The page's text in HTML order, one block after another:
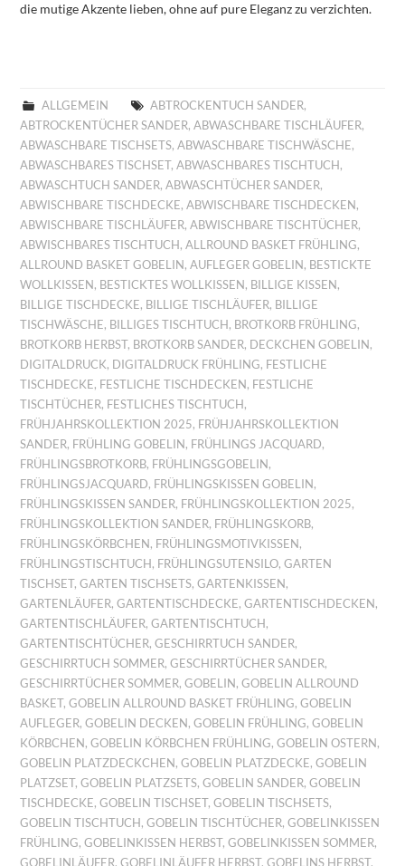
die mutige Akzente lieben, ohne auf pure Eleganz zu verzichten.
ALLGEMEIN ABTROCKENTUCH SANDER,
ABTROCKENTÜCHER SANDER,ABWASCHBARE TISCHLÄUFER,
ABWASCHBARE TISCHSETS,ABWASCHBARE TISCHWÄSCHE,
ABWASCHBARES TISCHSET,ABWASCHBARES TISCHTUCH ,
ABWASCHTUCH SANDER,ABWASCHTÜCHER SANDER,
ABWISCHBARE TISCHDECKE,ABWISCHBARE TISCHDECKEN ,
ABWISCHBARE TISCHLÄUFER,ABWISCHBARE TISCHTÜCHER,
ABWISCHBARES TISCHTUCH ,ALLROUND BASKET FRÜHLING,
ALLROUND BASKET GOBELIN ,AUFLEGER GOBELIN , BESTICKTE
WOLLKISSEN , BESTICKTES WOLLKISSEN , BILLIGE KISSEN ,
BILLIGE TISCHDECKE, BILLIGE TISCHLÄUFER, BILLIGE
TISCHWÄSCHE, BILLIGES TISCHTUCH , BROTKORB FRÜHLING,
BROTKORB HERBST, BROTKORB SANDER, DECKCHEN GOBELIN ,
DIGITALDRUCK, DIGITALDRUCK FRÜHLING, FESTLICHE
TISCHDECKE, FESTLICHE TISCHDECKEN , FESTLICHE
TISCHTÜCHER, FESTLICHES TISCHTUCH ,
FRÜHJAHRSKOLLEKTION 2025, FRÜHJAHRSKOLLEKTION
SANDER, FRÜHLING GOBELIN , FRÜHLINGS JACQUARD,
FRÜHLINGSBROTKORB, FRÜHLINGSGOBELIN ,
FRÜHLINGSJACQUARD, FRÜHLINGSKISSEN GOBELIN ,
FRÜHLINGSKISSEN SANDER, FRÜHLINGSKOLLEKTION 2025,
FRÜHLINGSKOLLEKTION SANDER, FRÜHLINGSKORB,
FRÜHLINGSKÖRBCHEN , FRÜHLINGSMOTIVKISSEN ,
FRÜHLINGSTISCHTUCH , FRÜHLINGSUTENSILO,GARTEN
TISCHSET,GARTEN TISCHSETS,GARTENKISSEN ,
GARTENLÄUFER,GARTENTISCHDECKE,GARTENTISCHDECKEN ,
GARTENTISCHLÄUFER,GARTENTISCHTUCH ,
GARTENTISCHTÜCHER,GESCHIRRTUCH SANDER,
GESCHIRRTUCH SOMMER,GESCHIRRTÜCHER SANDER,
GESCHIRRTÜCHER SOMMER,GOBELIN ,GOBELIN ALLROUND
BASKET,GOBELIN ALLROUND BASKET FRÜHLING,GOBELIN
AUFLEGER,GOBELIN DECKEN ,GOBELIN FRÜHLING,GOBELIN
KÖRBCHEN ,GOBELIN KÖRBCHEN FRÜHLING,GOBELIN OSTERN ,
GOBELIN PLATZDECKCHEN ,GOBELIN PLATZDECKE,GOBELIN
PLATZSET,GOBELIN PLATZSETS,GOBELIN SANDER,GOBELIN
TISCHDECKE,GOBELIN TISCHSET,GOBELIN TISCHSETS,
GOBELIN TISCHTUCH ,GOBELIN TISCHTÜCHER,GOBELINKISSEN
FRÜHLING,GOBELINKISSEN HERBST,GOBELINKISSEN SOMMER,
GOBELINLÄUFER,GOBELINLÄUFER HERBST,GOBELINS HERBST,